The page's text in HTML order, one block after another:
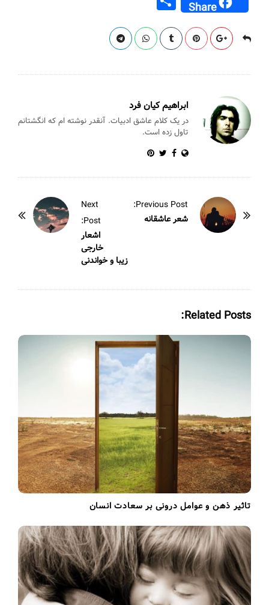
c
e
b
o
o
k
tt
er
at
s
A
p
p
er
e
st
bl
r
Share
h
ar
e
ابراهیم کیان فرد
در یک کلام عاشق ادبیات. آنقدر نوشته ام که انگشتانم
تاول زده است.
Previous Post:
شعر عاشقانه
Next
Post:
اشعار
خارجی
زیبا و خواندنی
Related Posts:
تاثیر ذهن و عوامل درونی بر سعادت انسان